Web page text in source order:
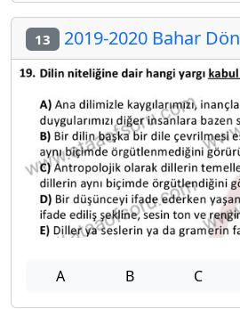
13 2019-2020 Bahar
A B C